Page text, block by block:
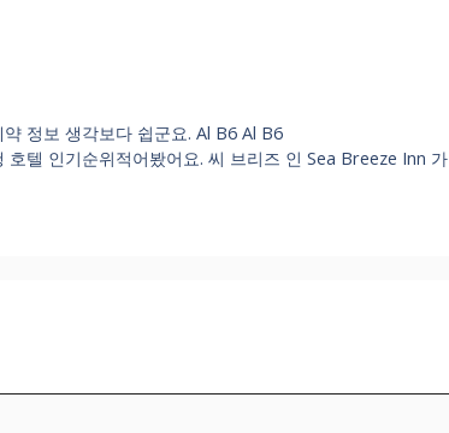
정보 생각보다 쉽군요. Al B6 Al B6
텔 인기순위적어봤어요. 씨 브리즈 인 Sea Breeze Inn 가